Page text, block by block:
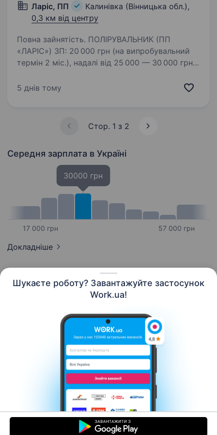
Шукаєте роботу? Завантажуйте застосунок
Work.ua!
Ларіс, ПП
Калинівка (Вінницька обл.),
0,3 км від центру
Повна зайнятість. ПОЛІРУВАЛЬНИК (ПП
«ЛАРІС») ЗП: 20 000 грн (на випробувальний
термін 2 міс.), надалі від 25 000 — 30 000 грн.
Бонус: Безкоштовна розвозка з Вінниці
5 днів тому
Стор. 1 з 2
Середня зарплата в Україні
17 000 грн
30000 грн
57 000 грн
Докладніше
Контакти Про нас
Кар’єра
Допомога Умови використання